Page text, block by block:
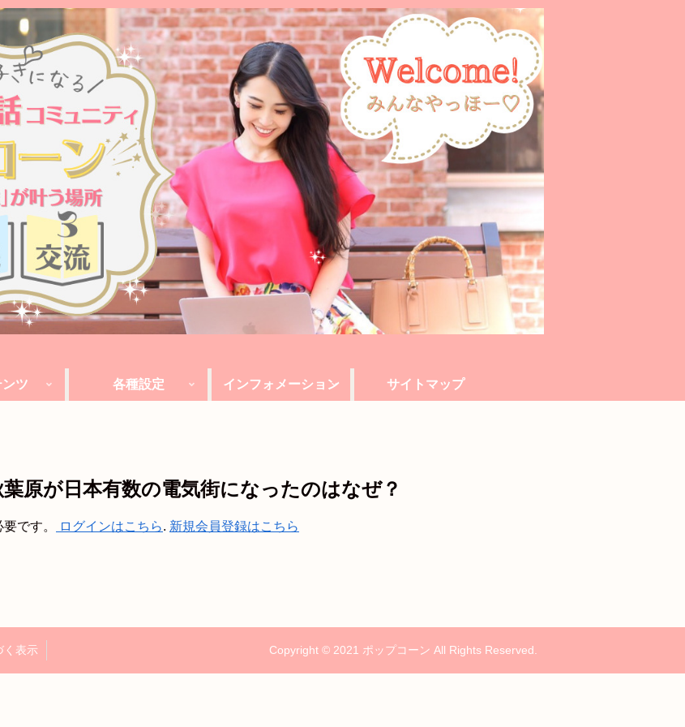
ンツ 各種設定 インフォメーション サイトマップ
原が日本有数の電気街になったのはなぜ？
です。 ログインはこちら. 新規会員登録はこちら
く表示 Copyright © 2021 ポップコーン All Rights Reserved.